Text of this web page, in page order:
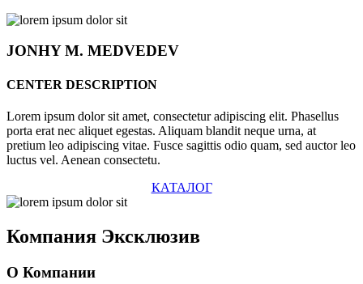
JONHYM. MEDVEDEV
CENTER DESCRIPTION
Lorem ipsum dolor sit amet, consectetur adipiscing elit. Phasellus
porta erat nec aliquet egestas. Aliquam blandit neque urna, at
pretium leo adipiscing vitae. Fusce sagittis odio quam, sed auctor leo
luctus vel. Aenean consectetu.
КАТАЛОГ
Компания Эксклюзив
О Компании